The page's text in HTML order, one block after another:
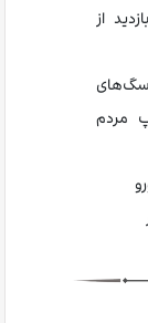
از
سگ‌های
مردم